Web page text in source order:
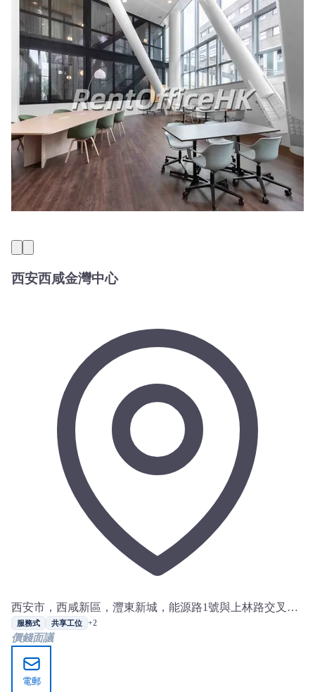
西安西咸金灣中心
西安市，西咸新區，灃東新城，能源路1號與上林路交叉
口，西安西咸金灣中心
服務式 共享工位 +2
價錢面議
電郵